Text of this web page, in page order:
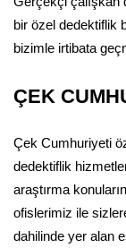
bir özel dedektiflik
bizimle irtibata
ÇEK
Çek Cumhuriyeti
dedektiflik
araştırma
ofislerimiz ile
dahilinde yer alan